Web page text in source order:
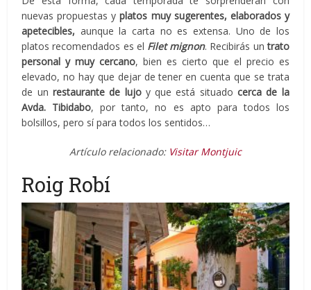
nuevas propuestas yplatos muy sugerentes, elaborados y
apetecibles, aunque la carta no es extensa. Uno de los
platos recomendados es el Filet mignon. Recibirás untrato
personal y muy cercano, bien es cierto que el precio es
elevado, no hay que dejar de tener en cuenta que se trata
de un restaurante de lujoy que está situadocerca de la
Avda. Tibidabo, por tanto, no es apto para todos los
bolsillos, pero sí para todos los sentidos…
Artículo relacionado: Visitar Montjuic
Roig Robí